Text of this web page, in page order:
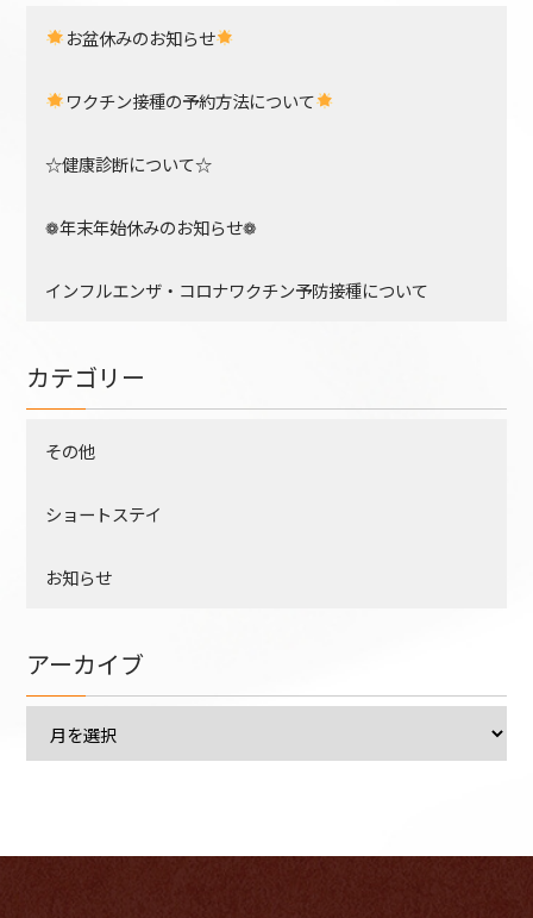
お盆休みのお知らせ
ワクチン接種の予約方法について
☆健康診断について☆
❁年末年始休みのお知らせ❁
インフルエンザ・コロナワクチン予防接種について
カテゴリー
その他
ショートステイ
お知らせ
アーカイブ